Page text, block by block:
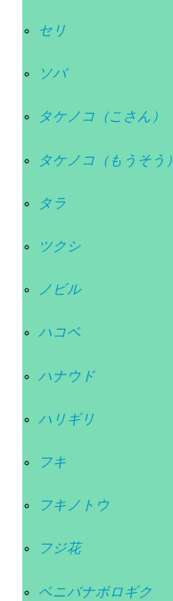
セリ
ソバ
タケノコ（こさん）
タケノコ（もうそう）
タラ
ツクシ
ノビル
ハコベ
ハナウド
ハリギリ
フキ
フキノトウ
フジ花
ベニバナボロギク